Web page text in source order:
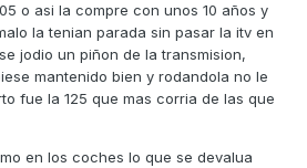
o asi la compre con unos 10 años y
la tenian parada sin pasar la itv en
jodio un piñon de la transmision,
mantenido bien y rodandola no le
fue la 125 que mas corria de las que
en los coches lo que se devalua